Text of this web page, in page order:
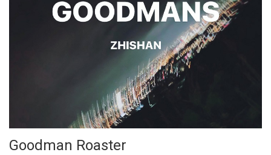
Goodman Roaster